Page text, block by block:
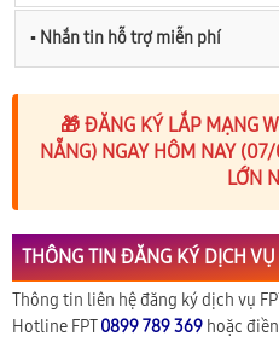
▪︎ Nhắn tin hỗ trợ miễn phí
🎁 ĐĂNG KÝ LẮP MẠNG
NẴNG) NGAY HÔM NAY
LỚN
THÔNG TIN ĐĂNG KÝ DỊCH VỤ
Thông tin liên hệ đăng ký dịch vụ
Hotline FPT0899 789 369 hoặc